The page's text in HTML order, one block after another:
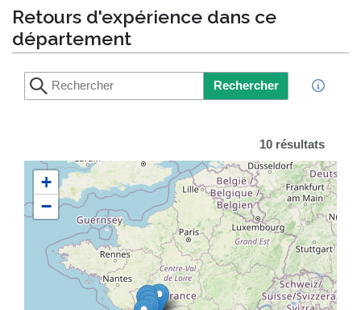
Retours d'expérience dans ce
département
Rechercher
10 résultats
+
−